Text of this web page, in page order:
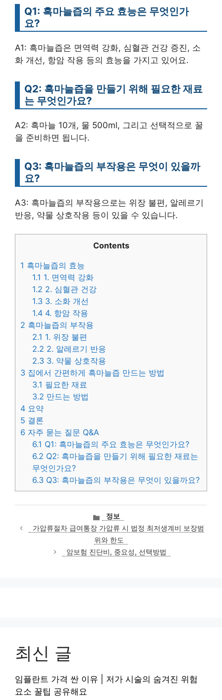
Q1: 흑마늘즙의 주요 효능은 무엇인가
요?
A1: 흑마늘즙은 면역력 강화, 심혈관 건강 증진, 소
화 개선, 항암 작용 등의 효능을 가지고 있어요.
Q2: 흑마늘즙을 만들기 위해 필요한 재료
는 무엇인가요?
A2: 흑마늘 10개, 물 500ml, 그리고 선택적으로 꿀
을 준비하면 됩니다.
Q3: 흑마늘즙의 부작용은 무엇이 있을까
요?
A3: 흑마늘즙의 부작용으로는 위장 불편, 알레르기
반응, 약물 상호작용 등이 있을 수 있습니다.
Contents
1 흑마늘즙의 효능
1.1 1. 면역력 강화
1.2 2. 심혈관 건강
1.3 3. 소화 개선
1.4 4. 항암 작용
2 흑마늘즙의 부작용
2.1 1. 위장 불편
2.2 2. 알레르기 반응
2.3 3. 약물 상호작용
3 집에서 간편하게 흑마늘즙 만드는 방법
3.1 필요한 재료
3.2 만드는 방법
4 요약
5 결론
6 자주 묻는 질문 Q&A
6.1 Q1: 흑마늘즙의 주요 효능은 무엇인가요?
6.2 Q2: 흑마늘즙을 만들기 위해 필요한 재료는
무엇인가요?
6.3 Q3: 흑마늘즙의 부작용은 무엇이 있을까요?
카
테
고
리
정보
가압류절차 급여통장 가압류 시 법정 최저생계비 보장범
위와 한도
암보험 진단비, 중요성, 선택방법
최신 글
임플란트 가격 싼 이유 | 저가 시술의 숨겨진 위험
요소 꿀팁 공유해요